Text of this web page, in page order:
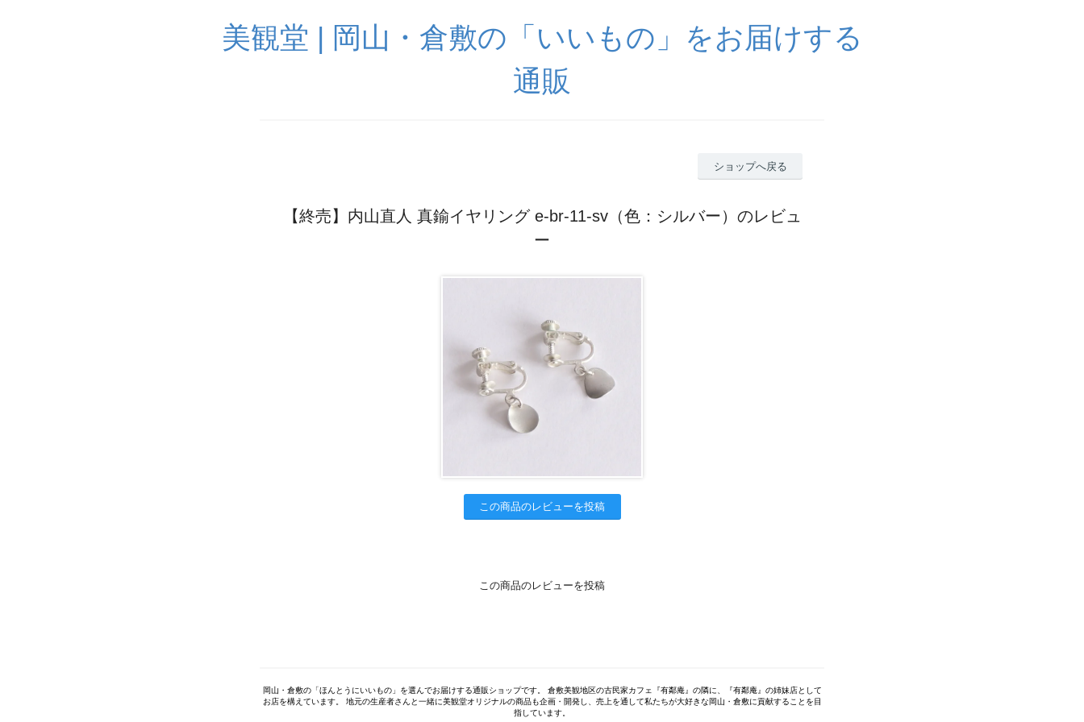
美観堂 | 岡山・倉敷の「いいもの」をお届けする
通販
ショップへ戻る
【終売】内山直人 真鍮イヤリング e-br-11-sv（色：シルバー）のレビュ
ー
この商品のレビューを投稿
この商品のレビューを投稿
岡山・倉敷の「ほんとうにいいもの」を選んでお届けする通販ショップです。 倉敷美観地区の古民家カフェ『有鄰庵』の隣に、『有鄰庵』の姉妹店として
お店を構えています。 地元の生産者さんと一緒に美観堂オリジナルの商品も企画・開発し、売上を通して私たちが大好きな岡山・倉敷に貢献することを目
指しています。